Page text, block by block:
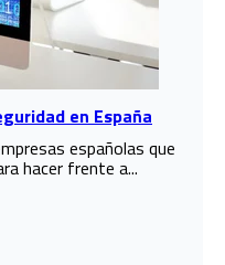
en España
españolas que
hacer frente a...